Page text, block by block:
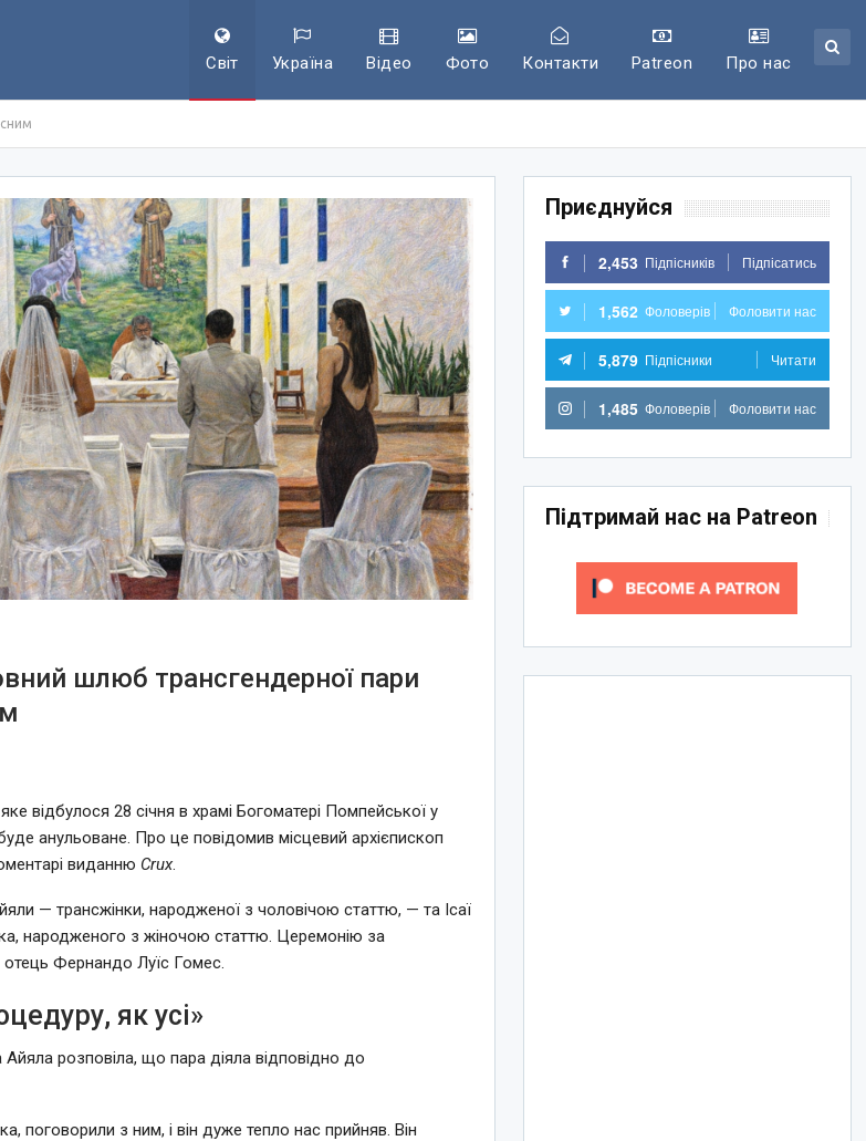
Світ Україна Відео Фото Контакти Patreon Про нас
шлюб трансгендерної пари
відбулося 28 січня в храмі Богоматері Помпейської у
анульоване. Про це повідомив місцевий архієпископ
виданню Crux.
— трансжінки, народженої з чоловічою статтю, — та Ісаї
народженого з жіночою статтю. Церемонію за
Фернандо Луїс Гомес.
як усі»
Айяла розповіла, що пара діяла відповідно до
поговорили з ним, і він дуже тепло нас прийняв. Він
Приєднуйся
2,453 Підпісників Підпісатись
1,562 Фоловерів Фоловити нас
5,879 Підпісники Читати
1,485 Фоловерів Фоловити нас
Підтримай нас на Patreon